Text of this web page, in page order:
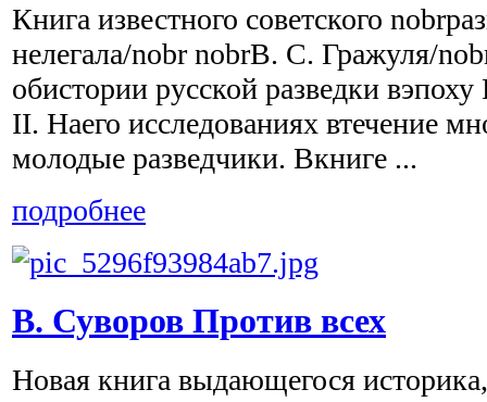
Книга известного советского
нелегала/nobr nobrВ. С. Гражуля/
обистории русской разведки
II. Наего исследованиях втечение
молодые разведчики. Вкниге ...
подробнее
В. Суворов Против всех
Новая книга выдающегося